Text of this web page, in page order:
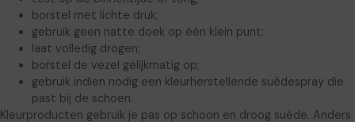
borstel met lichte druk;
gebruik geen natte doek op één klein punt;
laat volledig drogen;
borstel de vezel gelijkmatig op;
gebruik indien nodig een kleurherstellende suèdespray die
past bij de schoen.
Kleurproducten gebruik je pas op schoon en droog suède. Anders